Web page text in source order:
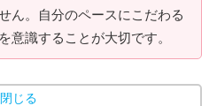
ん。自分のペースにこだわる
意識することが大切です。
閉じる